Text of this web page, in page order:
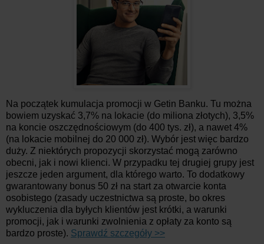
Na początek kumulacja promocji w Getin Banku. Tu można
bowiem uzyskać 3,7% na lokacie (do miliona złotych), 3,5%
na koncie oszczędnościowym (do 400 tys. zł), a nawet 4%
(na lokacie mobilnej do 20 000 zł). Wybór jest więc bardzo
duży. Z niektórych propozycji skorzystać mogą zarówno
obecni, jak i nowi klienci. W przypadku tej drugiej grupy jest
jeszcze jeden argument, dla którego warto. To dodatkowy
gwarantowany bonus 50 zł na start za otwarcie konta
osobistego (zasady uczestnictwa są proste, bo okres
wykluczenia dla byłych klientów jest krótki, a warunki
promocji, jak i warunki zwolnienia z opłaty za konto są
bardzo proste). Sprawdź szczegóły >>